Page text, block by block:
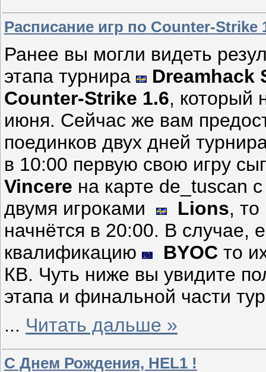
Расписание игр по Counter-Strike
Ранее вы могли видеть
этапа турнира
Dreamhack
Counter-Strike 1.6, который
июня. Сейчас же вам
поединков двух дней
в 10:00 первую свою игру
Vincere на карте de_tuscan
двумя игроками
Lions,
начнётся в 20:00. В случае,
квалификацию
BYOC то
КВ. Чуть ниже вы увидите
этапа и финальной части
... Читать дальше »
C Днем Рождения, HEL1 !